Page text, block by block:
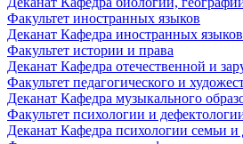
Факультет иностранных языков
Деканат Кафедра иностранных
Факультет истории и права
Деканат Кафедра отечественной и
Факультет педагогического и
Деканат Кафедра музыкального
Факультет психологии и
Деканат Кафедра психологии семьи и